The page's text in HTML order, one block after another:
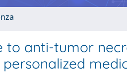
to anti-tumor